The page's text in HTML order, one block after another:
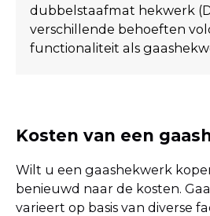
dubbelstaafmat hekwerk
verschillende behoeften
functionaliteit als
Kosten van een
Wilt u een gaashekwerk
benieuwd naar de kosten.
varieert op basis van diverse